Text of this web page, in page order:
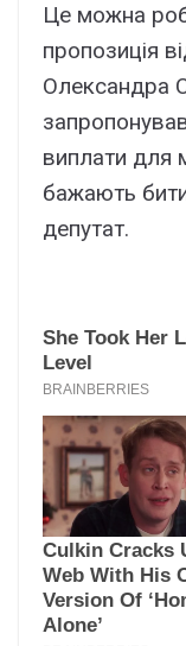
Це можна
пропозиція
Олександра
виплати для
бажають
депутат.